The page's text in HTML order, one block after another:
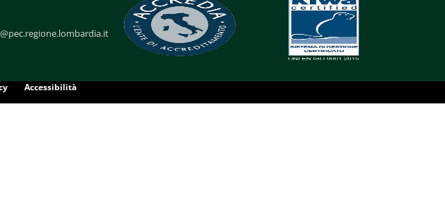
Accessibilità